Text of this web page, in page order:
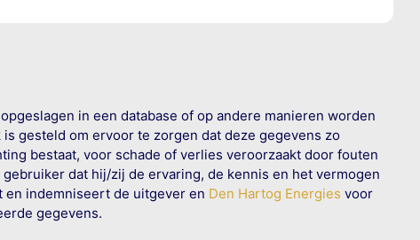
in een database of op andere manieren worden
gesteld om ervoor te zorgen dat deze gegevens zo
bestaat, voor schade of verlies veroorzaakt door fouten
dat hij/zij de ervaring, de kennis en het vermogen
indemniseert de uitgever en Den Hartog Energies voor
gegevens.